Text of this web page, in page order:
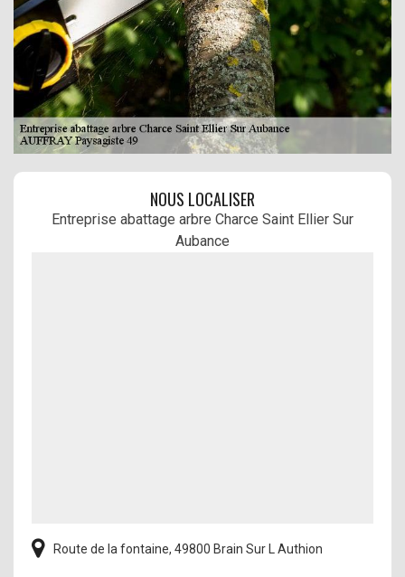
NOUS LOCALISER
Entreprise abattage arbre Charce Saint Ellier Sur
Aubance
Route de la fontaine, 49800 Brain Sur L Authion